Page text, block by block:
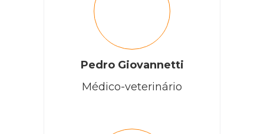
Pedro Giovannetti
Médico-veterinário